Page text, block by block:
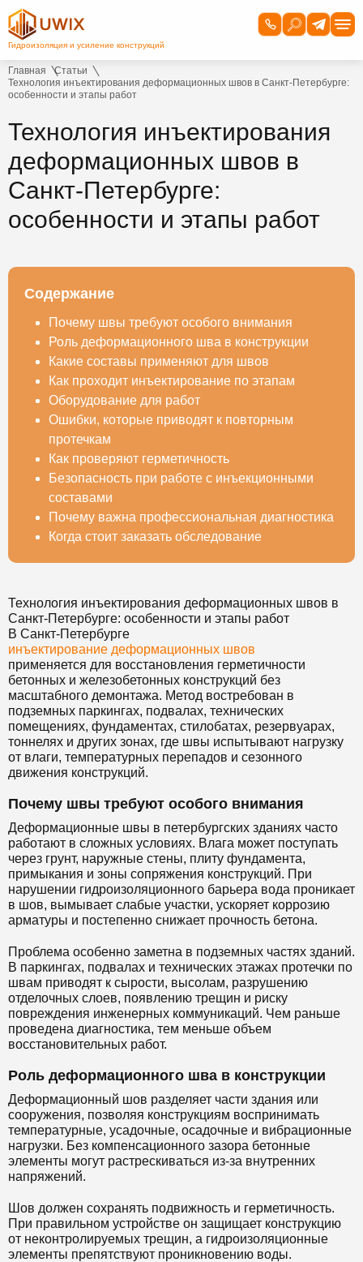
Главная
Статьи
Технология инъектирования деформационных швов в Санкт-Петербурге:
особенности и этапы работ
Технология инъектирования
деформационных швов в
Санкт-Петербурге:
особенности и этапы работ
Содержание
Почему швы требуют особого внимания
Роль деформационного шва в конструкции
Какие составы применяют для швов
Как проходит инъектирование по этапам
Оборудование для работ
Ошибки, которые приводят к повторным
протечкам
Как проверяют герметичность
Безопасность при работе с инъекционными
составами
Почему важна профессиональная диагностика
Когда стоит заказать обследование
Технология инъектирования деформационных швов в
Санкт-Петербурге: особенности и этапы работ
В Санкт-Петербурге
инъектирование деформационных швов
применяется для восстановления герметичности
бетонных и железобетонных конструкций без
масштабного демонтажа. Метод востребован в
подземных паркингах, подвалах, технических
помещениях, фундаментах, стилобатах, резервуарах,
тоннелях и других зонах, где швы испытывают нагрузку
от влаги, температурных перепадов и сезонного
движения конструкций.
Почему швы требуют особого внимания
Деформационные швы в петербургских зданиях часто
работают в сложных условиях. Влага может поступать
через грунт, наружные стены, плиту фундамента,
примыкания и зоны сопряжения конструкций. При
нарушении гидроизоляционного барьера вода проникает
в шов, вымывает слабые участки, ускоряет коррозию
арматуры и постепенно снижает прочность бетона.
Проблема особенно заметна в подземных частях зданий.
В паркингах, подвалах и технических этажах протечки по
швам приводят к сырости, высолам, разрушению
отделочных слоев, появлению трещин и риску
повреждения инженерных коммуникаций. Чем раньше
проведена диагностика, тем меньше объем
восстановительных работ.
Роль деформационного шва в конструкции
Деформационный шов разделяет части здания или
сооружения, позволяя конструкциям воспринимать
температурные, усадочные, осадочные и вибрационные
нагрузки. Без компенсационного зазора бетонные
элементы могут растрескиваться из-за внутренних
напряжений.
Шов должен сохранять подвижность и герметичность.
При правильном устройстве он защищает конструкцию
от неконтролируемых трещин, а гидроизоляционные
элементы препятствуют проникновению воды.